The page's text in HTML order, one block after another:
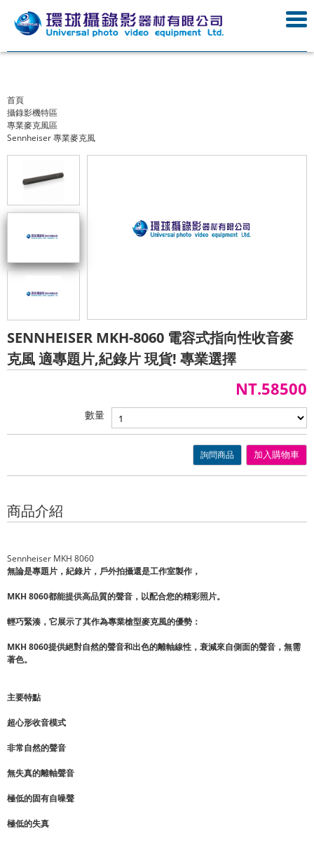
首頁
攝錄影機特區
專業麥克風區
Sennheiser 專業麥克風
SENNHEISER MKH-8060 電容式指向性收音麥
克風 適專題片,紀錄片 現貨! 專業選擇
NT.58500
數量
詢問商品 加入購物車
商品介紹
Sennheiser MKH 8060
無論是專題片，紀錄片，戶外拍攝還是工作室製作，
MKH 8060都能提供高品質的聲音 ，以配合您的精彩照片。
輕巧緊湊，它展示了其作為專業槍型麥克風的優勢：
MKH 8060提供絕對自然的聲音和出色的離軸線性，衰減來自側面的聲音，無需
著色。
主要特點
超心形收音模式
非常自然的聲音
無失真的離軸聲音
極低的固有自噪聲
極低的失真